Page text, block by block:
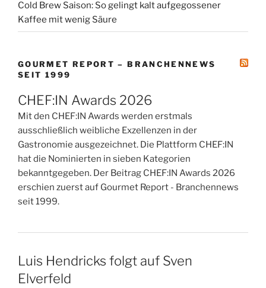
Cold Brew Saison: So gelingt kalt aufgegossener
Kaffee mit wenig Säure
GOURMET REPORT – BRANCHENNEWS
SEIT 1999
CHEF:IN Awards 2026
Mit den CHEF:IN Awards werden erstmals
ausschließlich weibliche Exzellenzen in der
Gastronomie ausgezeichnet. Die Plattform CHEF:IN
hat die Nominierten in sieben Kategorien
bekanntgegeben. Der Beitrag CHEF:IN Awards 2026
erschien zuerst auf Gourmet Report - Branchennews
seit 1999.
Luis Hendricks folgt auf Sven
Elverfeld